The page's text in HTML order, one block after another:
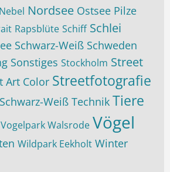
Nebel Nordsee Ostsee Pilze
Rapsblüte Schiff Schlei
Schwarz-Weiß Schweden
Sonstiges Stockholm Street
Art Color Streetfotografie
Weiß Technik Tiere
Vogelpark Walsrode Vögel
Wildpark Eekholt Winter